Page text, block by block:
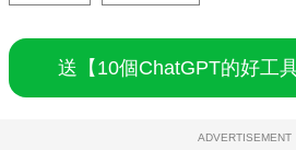
送【10個ChatGPT的好工
ADVERTISEMENT